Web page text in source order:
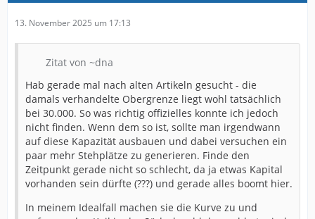
13. November 2025 um 17:13
Zitat von ~dna
Hab gerade mal nach alten Artikeln gesucht - die
damals verhandelte Obergrenze liegt wohl tatsächlich
bei 30.000. So was richtig offizielles konnte ich jedoch
nicht finden. Wenn dem so ist, sollte man irgendwann
auf diese Kapazität ausbauen und dabei versuchen ein
paar mehr Stehplätze zu generieren. Finde den
Zeitpunkt gerade nicht so schlecht, da ja etwas Kapital
vorhanden sein dürfte (???) und gerade alles boomt hier.
In meinem Idealfall machen sie die Kurve zu und